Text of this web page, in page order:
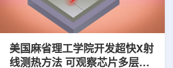
美国麻省理工学院开发超快X射
线测热方法 可观察芯片多层结